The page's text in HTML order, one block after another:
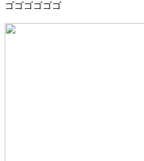
ゴゴゴゴゴゴ